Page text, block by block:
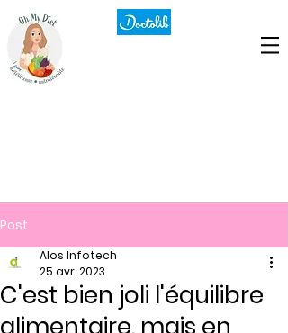
Post
C'est bien joli l'équilibre
Alos Infotech
25 avr. 2023